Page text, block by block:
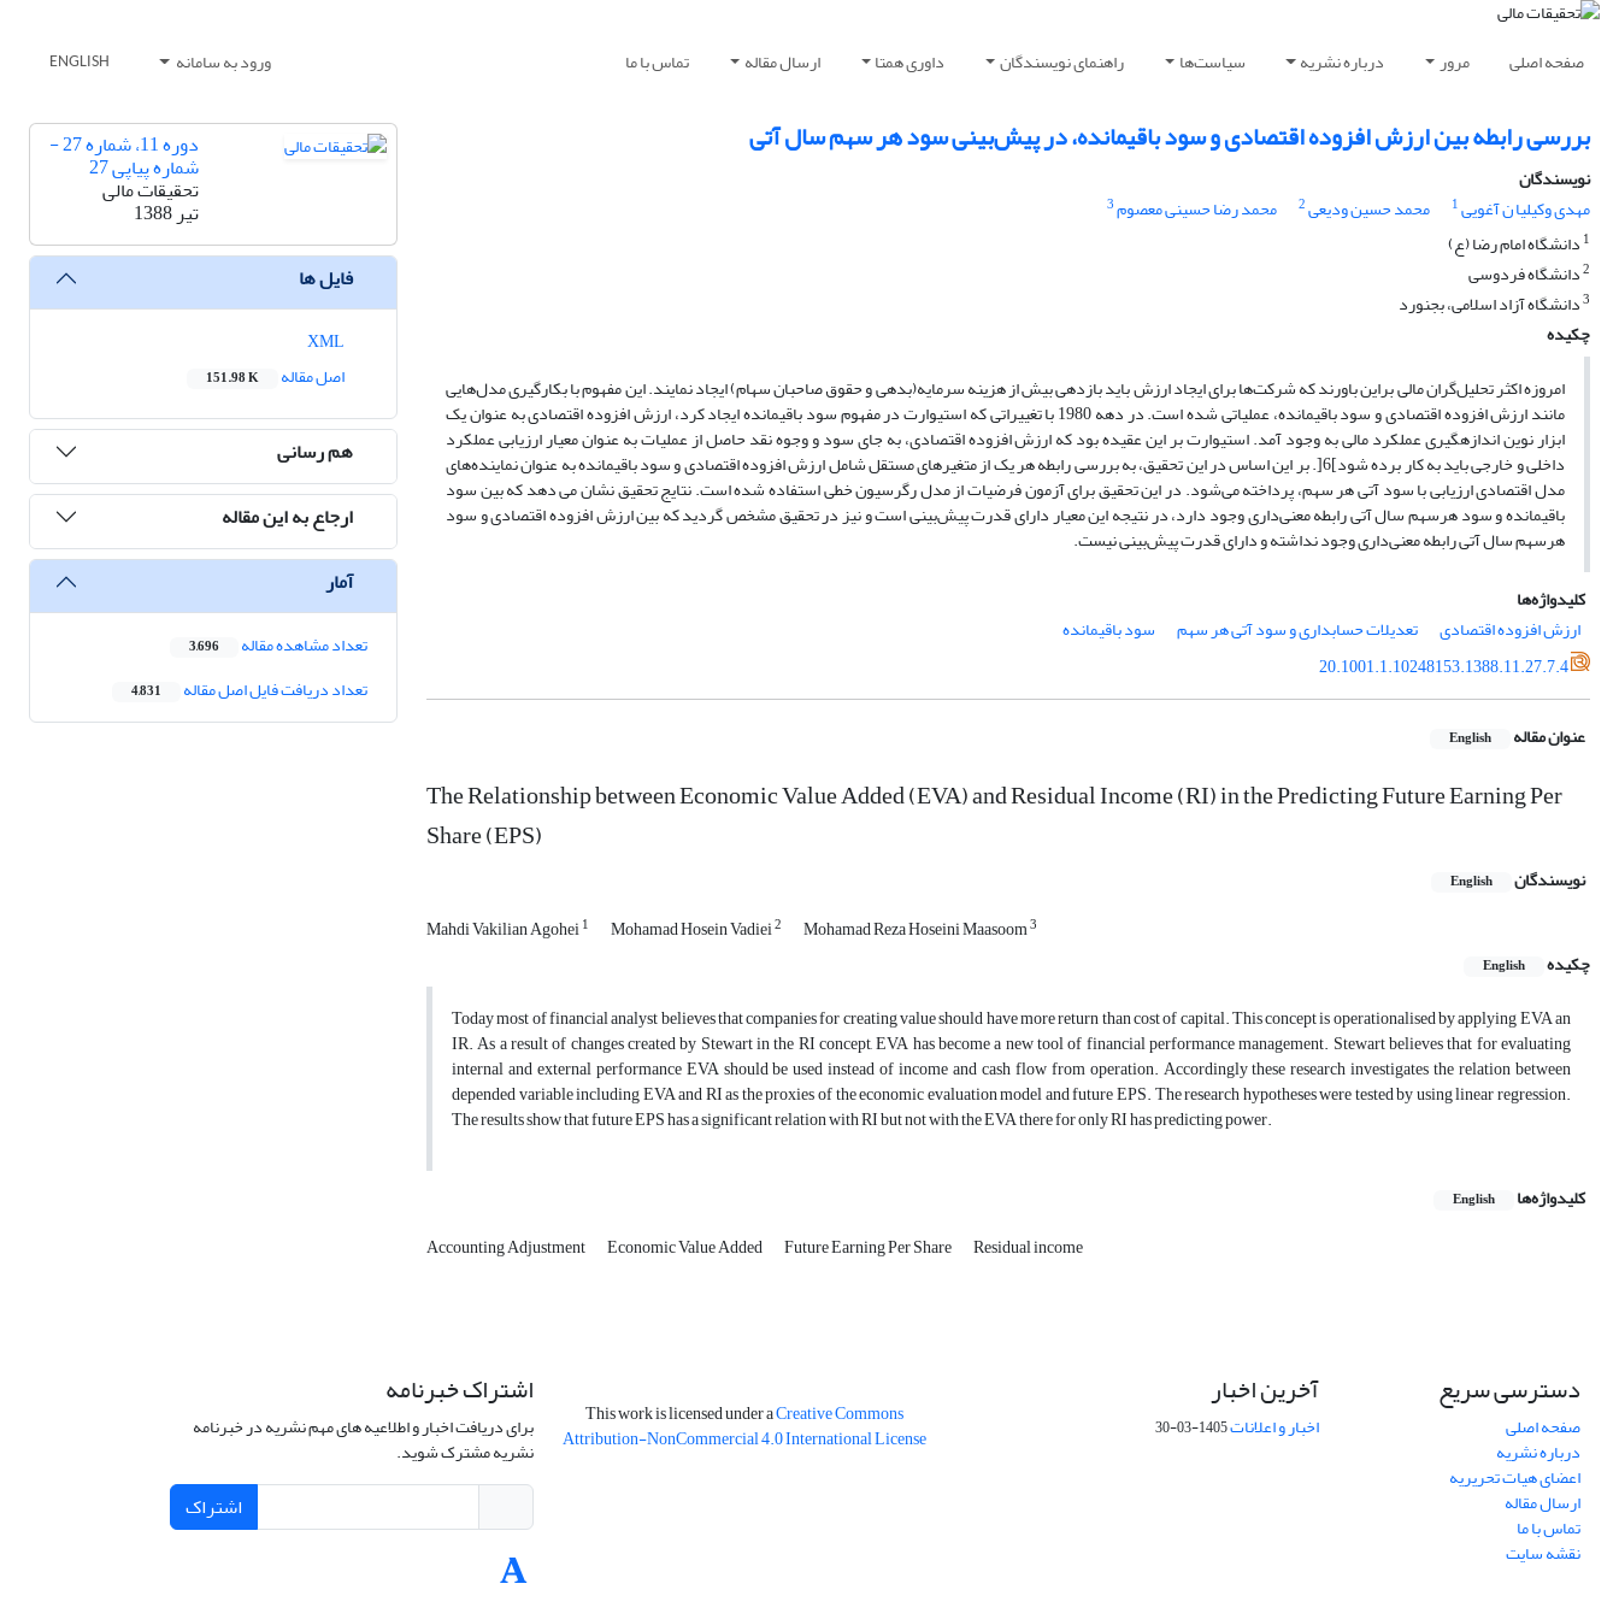
صفحه اصلی مرور درباره نشریه سیاست‌ها راهنمای نویسندگان داوری همتا ارسال مقاله تماس با ما ورود به سامانه ENGLISH
بررسی رابطه بین ارزش افزوده اقتصادی و سود باقیمانده، در پیش‌بینی سود هر سهم سال آتی
نویسندگان
مهدی وکیلیا ن آغویی1 محمد حسین ودیعی2 محمد رضا حسینی معصوم3
1 دانشگاه امام رضا (ع)
2دانشگاه فردوسی
3دانشگاه آزاد اسلامی، بجنورد
چکیده
امروزه اکثر تحلیل‌گران مالی براین باورند که شرکت‌ها برای ایجاد ارزش باید بازدهی بیش از هزینه سرمایه(بدهی و حقوق صاحبان سهام) ایجاد نمایند. این مفهوم با بکارگیری مدل‌هایی
مانند ارزش افزوده اقتصادی و سود باقیمانده، عملیاتی شده است. در دهه 1980 با تغییراتی که استیوارت در مفهوم سود باقیمانده ایجاد کرد، ارزش افزوده اقتصادی به عنوان یک
ابزار نوین اندازه‏گیری عملکرد مالی به وجود آمد. استیوارت بر این عقیده بود که ارزش افزوده اقتصادی، به جای سود و وجوه نقد حاصل از عملیات به عنوان معیار ارزیابی عملکرد
داخلی و خارجی باید به کار برده شود]6[. بر این اساس در این تحقیق، به بررسی رابطه هر یک از متغیر‌های مستقل شامل ارزش افزوده اقتصادی و سود باقیمانده به عنوان نماینده‌های
مدل اقتصادی ارزیابی با سود آتی هر سهم، پرداخته می‌شود. در این تحقیق برای آزمون فرضیات از مدل رگرسیون خطی استفاده شده است. نتایج تحقیق نشان می دهد که بین سود
باقیمانده و سود هرسهم سال آتی رابطه معنی‌داری وجود دارد، در نتیجه این معیار دارای قدرت پیش‌بینی است و نیز در تحقیق مشخص گردید که بین ارزش افزوده اقتصادی و سود
هرسهم سال آتی رابطه معنی‌داری وجود نداشته و دارای قدرت پیش‌بینی نیست.
کلیدواژه‌ها
ارزش افزوده اقتصادی
تعدیلات حسابداری و سود آتی هر سهم
سود باقیمانده
20.1001.1.10248153.1388.11.27.7.4
عنوان مقاله English
The Relationship between Economic Value Added (EVA) and Residual Income (RI) in the Predicting Future Earning Per
Share (EPS)
نویسندگان English
Mahdi Vakilian Agohei1 Mohamad Hosein Vadiei2 Mohamad Reza Hoseini Maasoom3
چکیده English
Today most of financial analyst believes that companies for creating value should have more return than cost of capital. This concept is operationalised by applying EVA an
IR. As a result of changes created by Stewart in the RI concept, EVA has become a new tool of financial performance management. Stewart believes that for evaluating
internal and external performance EVA should be used instead of income and cash flow from operation. Accordingly these research investigates the relation between
depended variable including EVA and RI as the proxies of the economic evaluation model and future EPS. The research hypotheses were tested by using linear regression.
The results show that future EPS has a significant relation with RI but not with the EVA there for only RI has predicting power.
کلیدواژه‌ها English
Accounting Adjustment Economic Value Added Future Earning Per Share Residual income
دوره 11، شماره 27 -
شماره پیاپی 27
تحقیقات مالی
تیر 1388
فایل ها
اصل مقاله
151.98 K
هم رسانی
ارجاع به این مقاله
آمار
تعداد مشاهده مقاله 3,696
تعداد دریافت فایل اصل مقاله 4,831
دسترسی سریع
صفحه اصلی
درباره نشریه
اعضای هیات تحریریه
ارسال مقاله
تماس با ما
نقشه سایت
آخرین اخبار
اخبار و اعلانات1405-03-30
This work is licensed under aCreative Commons
Attribution-NonCommercial 4.0 International License
اشتراک خبرنامه
برای دریافت اخبار و اطلاعیه های مهم نشریه در خبرنامه
نشریه مشترک شوید.
اشتراک